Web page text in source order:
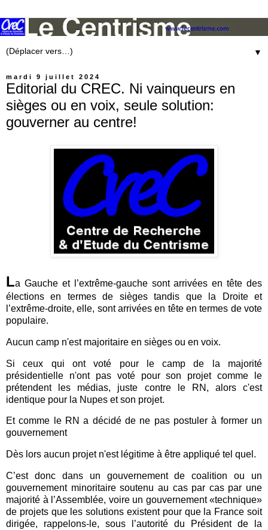
▼
mardi 9 juillet 2024
Editorial du CREC. Ni vainqueurs en
sièges ou en voix, seule solution:
gouverner au centre!
La Gauche et l’extrême-gauche sont arrivées en tête des
élections en termes de sièges tandis que la Droite et
l’extrême-droite, elle, sont arrivées en tête en termes de vote
populaire.
Aucun camp n'est majoritaire en sièges ou en voix.
Si ceux qui ont voté pour le camp de la majorité
présidentielle n'ont pas voté pour son projet comme le
prétendent les médias, juste contre le RN, alors c'est
identique pour la Nupes et son projet.
Et comme le RN a décidé de ne pas postuler à former un
gouvernement
Dès lors aucun projet n'est légitime à être appliqué tel quel.
C’est donc dans un gouvernement de coalition ou un
gouvernement minoritaire soutenu au cas par cas par une
majorité à l’Assemblée, voire un gouvernement «technique»
de projets que les solutions existent pour que la France soit
dirigée, rappelons-le, sous l’autorité du Président de la